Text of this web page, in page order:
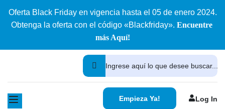
Oferta Black Friday en vigencia hasta el 05 de enero 2024.
Obtenga la oferta con el código «Blackfriday». Encuentre
más Aquí!
Empieza Ya! Log In